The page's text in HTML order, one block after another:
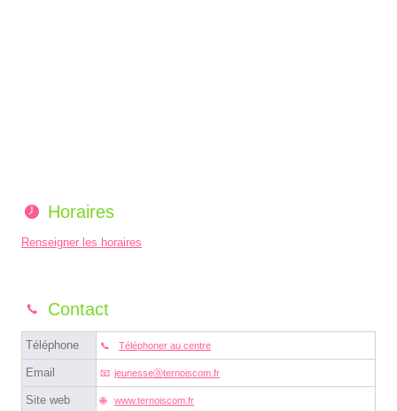
Horaires
Renseigner les horaires
Contact
Téléphone Téléphoner au centre
Email jeunesseⓐternoiscom.fr
Site web www.ternoiscom.fr